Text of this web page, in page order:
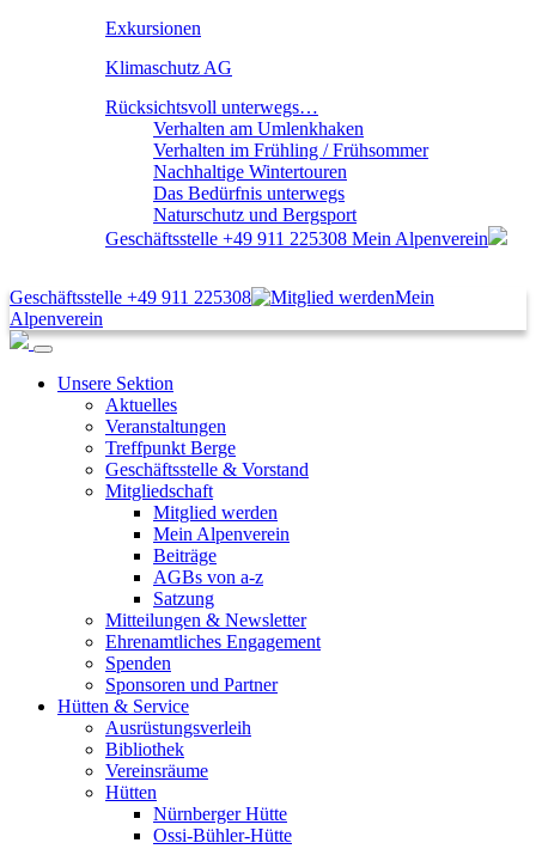
Exkursionen
Klimaschutz AG
Rücksichtsvoll unterwegs…
Verhalten am Umlenkhaken
Verhalten im Frühling / Frühsommer
Nachhaltige Wintertouren
Das Bedürfnis unterwegs
Naturschutz und Bergsport
Geschäftsstelle +49 911 225308 Mein Alpenverein
Geschäftsstelle +49 911 225308
Mein
Alpenverein
Unsere Sektion
Aktuelles
Veranstaltungen
Treffpunkt Berge
Geschäftsstelle & Vorstand
Mitgliedschaft
Mitglied werden
Mein Alpenverein
Beiträge
AGBs von a-z
Satzung
Mitteilungen & Newsletter
Ehrenamtliches Engagement
Spenden
Sponsoren und Partner
Hütten & Service
Ausrüstungsverleih
Bibliothek
Vereinsräume
Hütten
Nürnberger Hütte
Ossi-Bühler-Hütte